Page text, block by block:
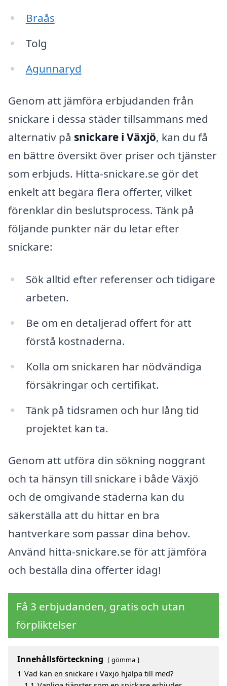
Braås
Tolg
Agunnaryd
Genom att jämföra erbjudanden från
snickare i dessa städer tillsammans med
alternativ på snickare i Växjö, kan du få
en bättre översikt över priser och tjänster
som erbjuds. Hitta-snickare.se gör det
enkelt att begära flera offerter, vilket
förenklar din beslutsprocess. Tänk på
följande punkter när du letar efter
snickare:
Sök alltid efter referenser och tidigare
arbeten.
Be om en detaljerad offert för att
förstå kostnaderna.
Kolla om snickaren har nödvändiga
försäkringar och certifikat.
Tänk på tidsramen och hur lång tid
projektet kan ta.
Genom att utföra din sökning noggrant
och ta hänsyn till snickare i både Växjö
och de omgivande städerna kan du
säkerställa att du hittar en bra
hantverkare som passar dina behov.
Använd hitta-snickare.se för att jämföra
och beställa dina offerter idag!
Få 3 erbjudanden, gratis och utan
förpliktelser
Innehållsförteckning gömma
1 Vad kan en snickare i Växjö hjälpa till med?